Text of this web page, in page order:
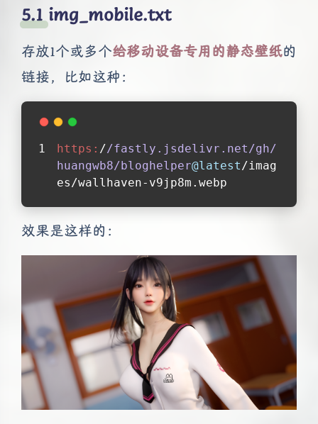
img_mobile.txt
存放1个或多个给移动设备专用的静态壁纸的
链接，比如这种：
https: //fastly.jsdelivr.net/gh/
huangwb8/bloghelper@latest/imag
es/wallhaven-v9jp8m.webp
效果是这样的：